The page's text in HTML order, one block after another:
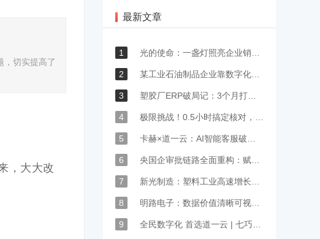
，切实提高了
，大大改
最新文章
1 光的使命：一盏灯照亮企业销售增长新赛道
2 某工业石油制品企业靠数字化突围，千万级业务不再“卡壳”
3 塑胶厂ERP破局记：3个月打通20+协同断点，准时交付率提升至86%
4 极限挑战！0.5小时搞定核对，七巧助力汽车模具企业实时协同保交付
5 卡赫×道一云：AI智能客服破解清洁巨头全球服务痛点，实现效率与体验双升级
6 央国企审批链路全面重构：赋能高质量发展纵深推进
7 新光制造：塑料工业高速增长，七巧低代码促活焕新
8 明路电子：数据价值清晰可视，业务系统互联互通
9 全民数字化 首选道一云 | 七巧低代码携手某大型国企开展低代码运营实践记录